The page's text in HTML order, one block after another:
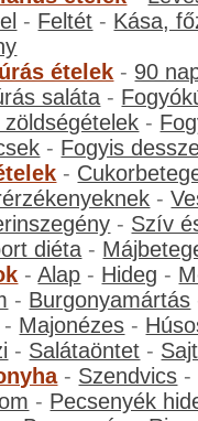
- Feltét - Kása,
ételek - 90
saláta -
zöldségételek -
- Fogyis
-
-
- Szív
diéta -
-Alap - Hideg -
- Burgonyamártás
- Majonézes -
- Salátaöntet -
- Szendvics -
- Pecsenyék